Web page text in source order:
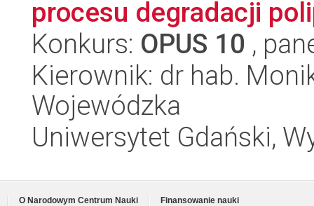
procesu degradacji
Konkurs: OPUS 10 ,
Kierownik: dr hab.
Wojewódzka
Uniwersytet Gdański,
O Narodowym Centrum Nauki
Finansowanie nauki